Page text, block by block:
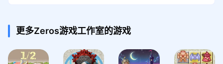
更多Zeros游戏工作室的游戏